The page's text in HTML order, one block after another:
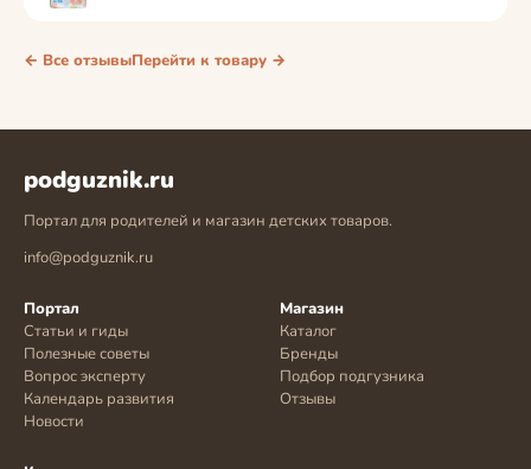
← Все отзывыПерейти к товару →
podguznik.ru
Портал для родителей и магазин детских товаров.
info@podguznik.ru
Портал
Статьи и гиды
Полезные советы
Вопрос эксперту
Календарь развития
Новости
Магазин
Каталог
Бренды
Подбор подгузника
Отзывы